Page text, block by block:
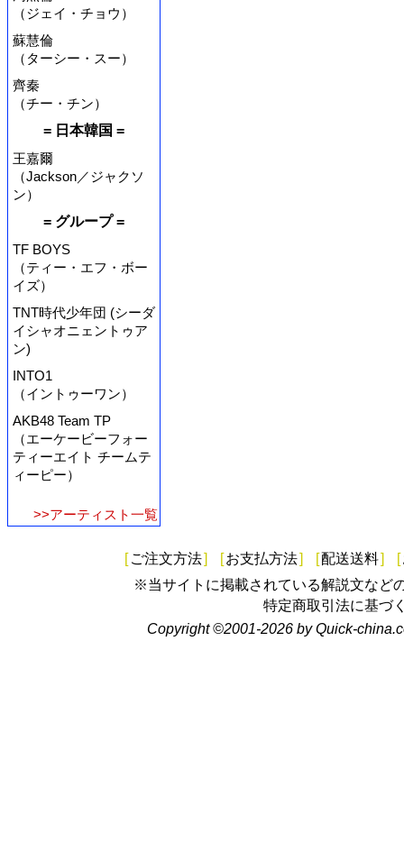
（ジェイ・チョウ）
蘇慧倫
（ターシー・スー）
齊秦
（チー・チン）
= 日本韓国 =
王嘉爾
（Jackson／ジャクソ
ン）
= グループ =
TF BOYS
（ティー・エフ・ボー
イズ）
TNT時代少年団 (シーダ
イシャオニェントゥア
ン)
INTO1
（イントゥーワン）
AKB48 Team TP
（エーケービーフォー
ティーエイト チームテ
ィーピー）
>>アーティスト一覧
[ ご注文方法] [お支払方法] [配送送料] [
※当サイトに掲載されている解説文など
特定商取引法に基づ
Copyright ©2001-2026 by Quick-